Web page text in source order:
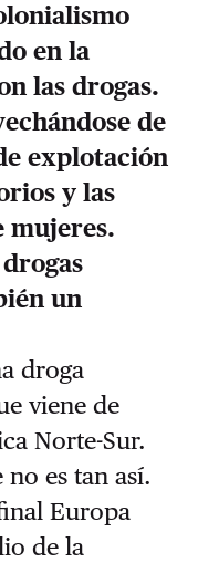
en la
las drogas.
de
explotación
y las
mujeres.
un
droga
viene de
Norte-Sur.
es tan así.
Europa
de la